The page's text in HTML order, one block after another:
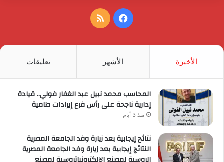
فيسبوكملخص
الأخيرة الأشهر تعليقات
المحاسب محمد نبيل عبد الغفار فولي.. قيادة
إدارية ناجحة على رأس فرع إيرادات طامية
منذ 3 أيام
نتائج إيجابية بعد زيارة وفد الجامعة المصرية
النتائج إيجابية بعد زيارة وفد الجامعة المصرية